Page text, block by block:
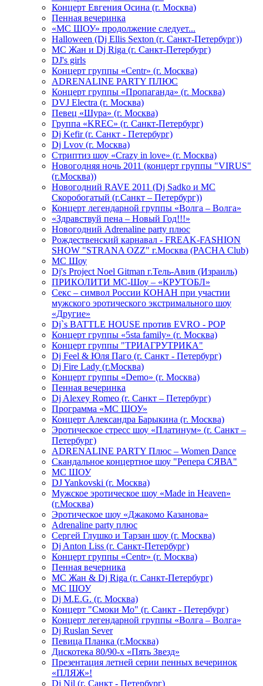
Концерт Евгения Осина (г. Москва)
Пенная вечеринка
«МС ШОУ» продолжение следует...
Halloween (Dj Ellis Sexton (г. Санкт-Петербург))
МС Жан и Dj Riga (г. Санкт-Петербург)
DJ's girls
Концерт группы «Centr» (г. Москва)
ADRENALINE PARTY ПЛЮС
Концерт группы «Пропаганда» (г. Москва)
DVJ Electra (г. Москва)
Певец «Шура» (г. Москва)
Группа «KREC» (г. Санкт-Петербург)
Dj Kefir (г. Санкт - Петербург)
Dj Lvov (г. Москва)
Стриптиз шоу «Crazy in love» (г. Москва)
Новогодняя ночь 2011 (концерт группы "VIRUS"
(г.Москва))
Новогодний RAVE 2011 (Dj Sadko и MC
Скоробогатый (г.Санкт – Петербург))
Концерт легендарной группы «Волга – Волга»
«Здравствуй пена – Новый Год!!!»
Новогодний Adrenaline party плюс
Рождественский карнавал - FREAK-FASHION
SHOW "STRANA OZZ" г.Москва (PACHA Club)
MC Шоу
Dj's Project Noel Gitman г.Тель-Авив (Израиль)
ПРИКОЛИТИ МС-Шоу – «КРУТОБЛ»
Секс – символ России КОНАН при участии
мужского эротического экстримального шоу
«Другие»
Dj`s BATTLE HOUSE против EVRO - POP
Концерт группы «5sta family» (г. Москва)
Концерт группы "ТРИАГРУТРИКА"
Dj Feel & Юля Паго (г. Санкт - Петербург)
Dj Fire Lady (г.Москва)
Концерт группы «Demo» (г. Москва)
Пенная вечеринка
Dj Alexey Romeo (г. Санкт – Петербург)
Программа «МС ШОУ»
Концерт Александра Барыкина (г. Москва)
Эротическое стресс шоу «Платинум» (г. Санкт –
Петербург)
ADRENALINE PARTY Плюс – Women Dance
Скандальное концертное шоу "Репера СЯВА"
МС ШОУ
DJ Yankovski (г. Москва)
Мужское эротическое шоу «Made in Heaven»
(г.Москва)
Эротическое шоу «Джакомо Казанова»
Adrenaline party плюс
Сергей Глушко и Тарзан шоу (г. Москва)
Dj Anton Liss (г. Санкт-Петербург)
Концерт группы «Centr» (г. Москва)
Пенная вечерника
МС Жан & Dj Riga (г. Санкт-Петербург)
МС ШОУ
Dj M.E.G. (г. Москва)
Концерт "Смоки Мо" (г. Санкт - Петербург)
Концерт легендарной группы «Волга – Волга»
Dj Ruslan Sever
Певица Планка (г.Москва)
Дискотека 80/90-х «Пять Звезд»
Презентация летней серии пенных вечеринок
«ПЛЯЖ»!
Dj Nil (г. Санкт - Петербург)